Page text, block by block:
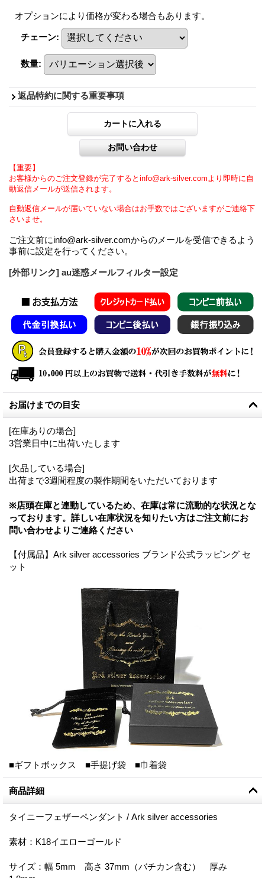
オプションにより価格が変わる場合もあります。
チェーン:
数量:
返品特約に関する重要事項
【重要】
お客様からのご注文登録が完了するとinfo@ark-silver.comより即時に自
動返信メールが送信されます。
自動返信メールが届いていない場合はお手数ではございますがご連絡下
さいませ。
ご注文前にinfo@ark-silver.comからのメールを受信できるよう
事前に設定を行ってください。
[外部リンク] au迷惑メールフィルター設定
お届けまでの目安
[在庫ありの場合]
3営業日中に出荷いたします
[欠品している場合]
出荷まで3週間程度の製作期間をいただいております
※店頭在庫と連動しているため、在庫は常に流動的な状況とな
っております。詳しい在庫状況を知りたい方はご注文前にお
問い合わせよりご連絡ください
【付属品】Ark silver accessories ブランド公式ラッピング セ
ット
■ギフトボックス ■手提げ袋 ■巾着袋
商品詳細
タイニーフェザーペンダント / Ark silver accessories
素材：K18イエローゴールド
サイズ：幅 5mm 高さ 37mm（バチカン含む） 厚み